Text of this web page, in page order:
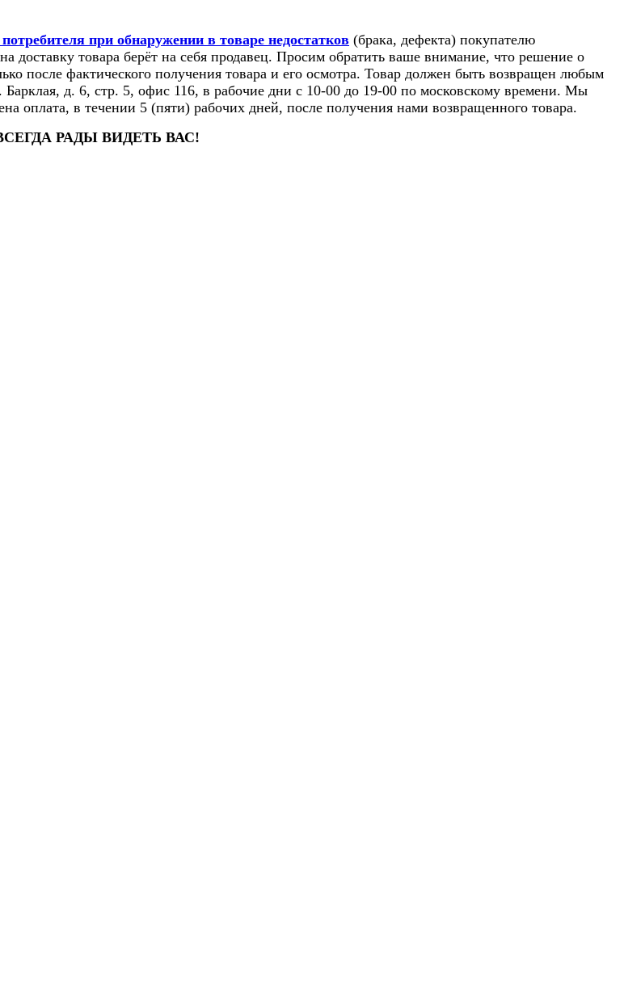
при обнаружении в товаре недостатков (брака, дефекта) покупателю
доставку товара берёт на себя продавец. Просим обратить ваше внимание, что решение о
после фактического получения товара и его осмотра. Товар должен быть возвращен любым
д. 6, стр. 5, офис 116, в рабочие дни с 10-00 до 19-00 по московскому времени. Мы
оплата, в течении 5 (пяти) рабочих дней, после получения нами возвращенного товара.
РАДЫ ВИДЕТЬ ВАС!